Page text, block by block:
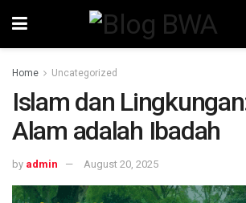
Home Uncategorized
Islam dan
Alam adalah Ibadah
by admin August 20, 2025